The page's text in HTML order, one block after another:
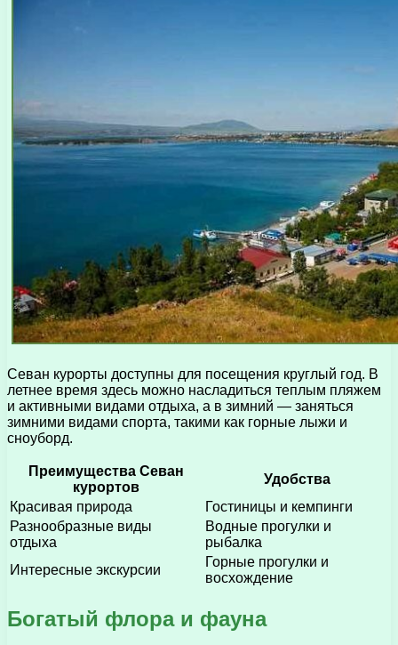
Севан курорты доступны для посещения круглый год. В
летнее время здесь можно насладиться теплым пляжем
и активными видами отдыха, а в зимний — заняться
зимними видами спорта, такими как горные лыжи и
сноуборд.
Преимущества Севан
курортов
Удобства
Красивая природа
Гостиницы и кемпинги
Разнообразные виды
отдыха
Водные прогулки и
рыбалка
Интересные экскурсии
Горные прогулки и
восхождение
Богатый флора и фауна